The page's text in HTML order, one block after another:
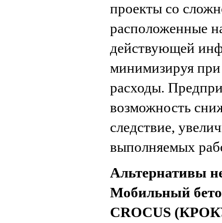
проекты со
расположенные
действующей
минимизируя
расходы.
возможность
следствие,
выполняемых
Альтернативы
Мобильный
CROCUS